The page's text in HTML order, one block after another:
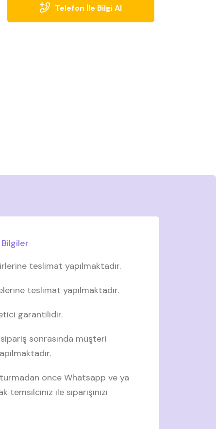
Telefon İle Bilgi Al
teslimat yapılmaktadır.
teslimat yapılmaktadır.
garantilidir.
sonrasında müşteri
önce Whatsapp ve ya
temsilciniz ile siparişinizi